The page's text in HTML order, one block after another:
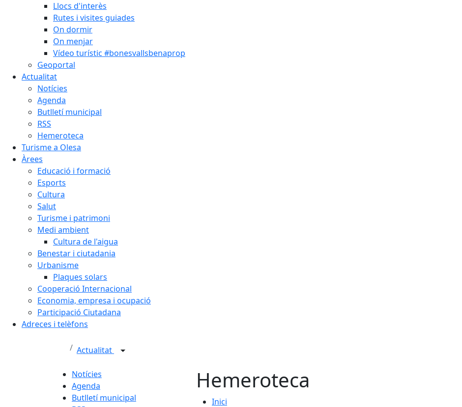
Llocs d'interès
Rutes i visites guiades
On dormir
On menjar
Vídeo turístic #bonesvallsbenaprop
Geoportal
Actualitat
Notícies
Agenda
Butlletí municipal
RSS
Hemeroteca
Turisme a Olesa
Àrees
Educació i formació
Esports
Cultura
Salut
Turisme i patrimoni
Medi ambient
Cultura de l'aigua
Benestar i ciutadania
Urbanisme
Plaques solars
Cooperació Internacional
Economia, empresa i ocupació
Participació Ciutadana
Adreces i telèfons
Actualitat
Notícies
Agenda
Butlletí municipal
Hemeroteca
Inici